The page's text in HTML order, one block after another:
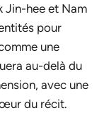
Jin-hee et Nam
pour
une
au-delà du
avec une
du récit.